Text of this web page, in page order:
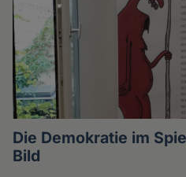
Die Demokratie im
Bild